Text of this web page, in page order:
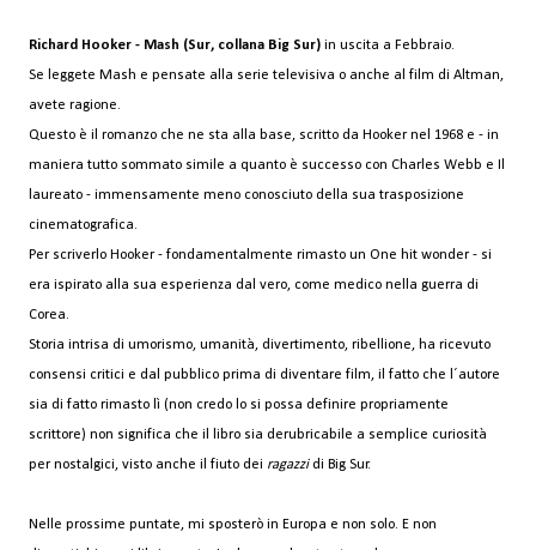
Richard Hooker - Mash (Sur, collana Big Sur) in uscita a Febbraio.
Se leggete Mash e pensate alla serie televisiva o anche al film di Altman,
avete ragione.
Questo è il romanzo che ne sta alla base, scritto da Hooker nel 1968 e - in
maniera tutto sommato simile a quanto è successo con Charles Webb e Il
laureato - immensamente meno conosciuto della sua trasposizione
cinematografica.
Per scriverlo Hooker - fondamentalmente rimasto un One hit wonder - si
era ispirato alla sua esperienza dal vero, come medico nella guerra di
Corea.
Storia intrisa di umorismo, umanità, divertimento, ribellione, ha ricevuto
consensi critici e dal pubblico prima di diventare film, il fatto che l´autore
sia di fatto rimasto lì (non credo lo si possa definire propriamente
scrittore) non significa che il libro sia derubricabile a semplice curiosità
per nostalgici, visto anche il fiuto dei ragazzidi Big Sur.
Nelle prossime puntate, mi sposterò in Europa e non solo. E non